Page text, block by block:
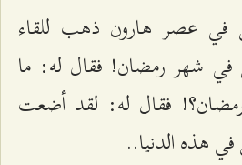
عصر هارون ذهب للقاء
في شهر رمضان! فقال له: ما
فقال له: لقد أضعت
هذه الدنيا..